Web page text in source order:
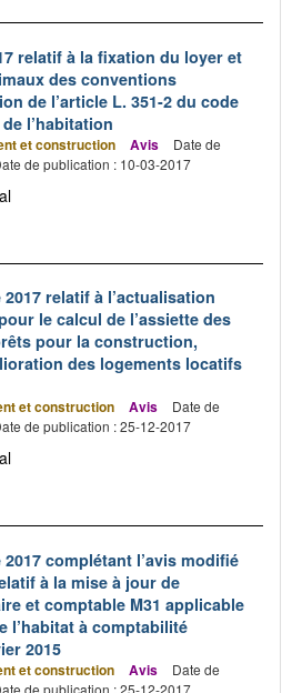
relatif à la fixation du loyer et
des conventions
de l’article L. 351-2 du code
l’habitation
et construction Avis
Date de
de publication : 10-03-2017
relatif à l’actualisation
le calcul de l’assiette des
pour la construction,
des logements locatifs
et construction Avis
Date de
de publication : 25-12-2017
complétant l’avis modifié
à la mise à jour de
et comptable M31 applicable
l’habitat à comptabilité
2015
et construction Avis
Date de
de publication : 25-12-2017